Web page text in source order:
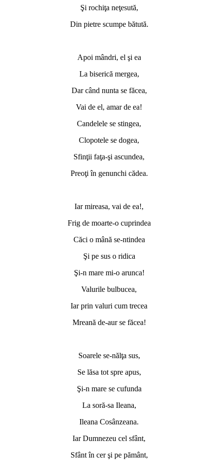
Şi rochiţa neţesută,
Din pietre scumpe bătută.
Apoi mândri, el şi ea
La biserică mergea,
Dar când nunta se făcea,
Vai de el, amar de ea!
Candelele se stingea,
Clopotele se dogea,
Sfinţii faţa-şi ascundea,
Preoţi în genunchi cădea.
Iar mireasa, vai de ea!,
Frig de moarte-o cuprindea
Căci o mână se-ntindea
Şi pe sus o ridica
Şi-n mare mi-o arunca!
Valurile bulbucea,
Iar prin valuri cum trecea
Mreană de-aur se făcea!
Soarele se-nălţa sus,
Se lăsa tot spre apus,
Şi-n mare se cufunda
La soră-sa Ileana,
Ileana Cosânzeana.
Iar Dumnezeu cel sfânt,
Sfânt în cer şi pe pământ,